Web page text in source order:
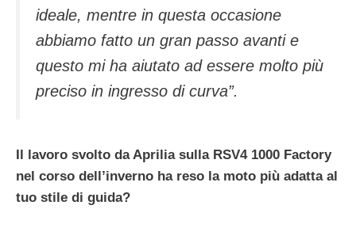
ideale, mentre in questa occasione
abbiamo fatto un gran passo avanti e
questo mi ha aiutato ad essere molto più
preciso in ingresso di curva”.
Il lavoro svolto da Aprilia sulla RSV4 1000 Factory
nel corso dell’inverno ha reso la moto più adatta al
tuo stile di guida?